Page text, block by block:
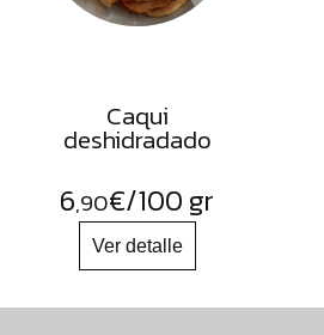
Caqui
deshidradado
6,90€/100 gr